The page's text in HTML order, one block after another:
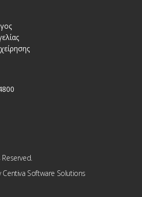
Centiva Software Solutions